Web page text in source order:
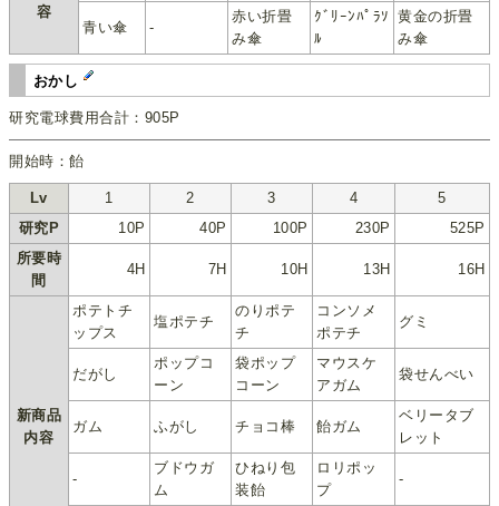
容
青い傘 -
赤い折畳
み傘
ｸﾞﾘｰﾝﾊﾟﾗｿ
ﾙ
黄金の折畳
み傘
おかし
研究電球費用合計：905P
開始時：飴
Lv 1 2 3 4
5
研究P
10P 40P 100P 230P
525P
所要時
間
4H 7H 10H 13H 16H
新商品
内容
ポテトチ
ップス
塩ポテチ
のりポテ
チ
コンソメ
ポテチ
グミ
だがし
ポップコ
ーン
袋ポップ
コーン
マウスケ
アガム
袋せんべい
ガム ふがし チョコ棒 飴ガム
ベリータブ
レット
-
ブドウガ
ム
ひねり包
装飴
ロリポッ
プ
-